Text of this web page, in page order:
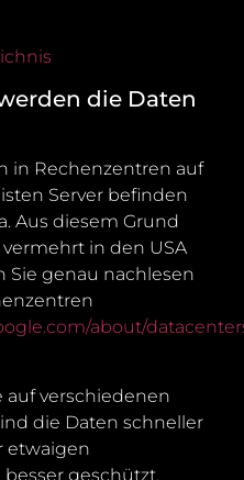
die Daten
in Rechenzentren auf
Server befinden
Aus diesem Grund
in den USA
Sie genau nachlesen
about/
auf verschiedenen
die Daten schneller
etwaigen
geschützt.